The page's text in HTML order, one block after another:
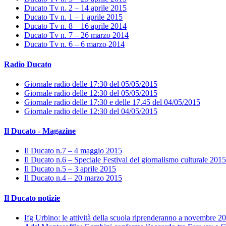
Ducato Tv n. 2 – 14 aprile 2015
Ducato Tv n. 1 – 1 aprile 2015
Ducato Tv n. 8 – 16 aprile 2014
Ducato Tv n. 7 – 26 marzo 2014
Ducato Tv n. 6 – 6 marzo 2014
Radio Ducato
Giornale radio delle 17:30 del 05/05/2015
Giornale radio delle 12:30 del 05/05/2015
Giornale radio delle 17:30 e delle 17.45 del 04/05/2015
Giornale radio delle 12:30 del 04/05/2015
Il Ducato - Magazine
Il Ducato n.7 – 4 maggio 2015
Il Ducato n.6 – Speciale Festival del giornalismo culturale 2015
Il Ducato n.5 – 3 aprile 2015
Il Ducato n.4 – 20 marzo 2015
Il Ducato notizie
Ifg Urbino: le attività della scuola riprenderanno a novembre